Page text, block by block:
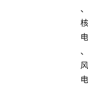
、
核
电
、
风
电